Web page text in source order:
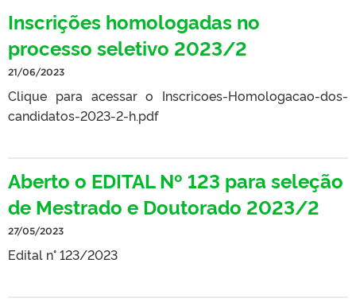
Inscrições homologadas no
processo seletivo 2023/2
21/06/2023
Clique para acessar o Inscricoes-Homologacao-dos-
candidatos-2023-2-h.pdf
Aberto o EDITAL Nº 123 para seleção
de Mestrado e Doutorado 2023/2
27/05/2023
Edital n° 123/2023